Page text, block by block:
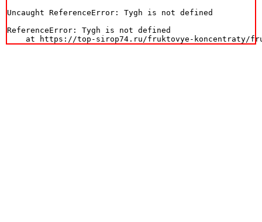
Uncaught ReferenceError: Tygh is not defined
ReferenceError: Tygh is not defined
at https://top-sirop74.ru/fruktovye-koncentraty/